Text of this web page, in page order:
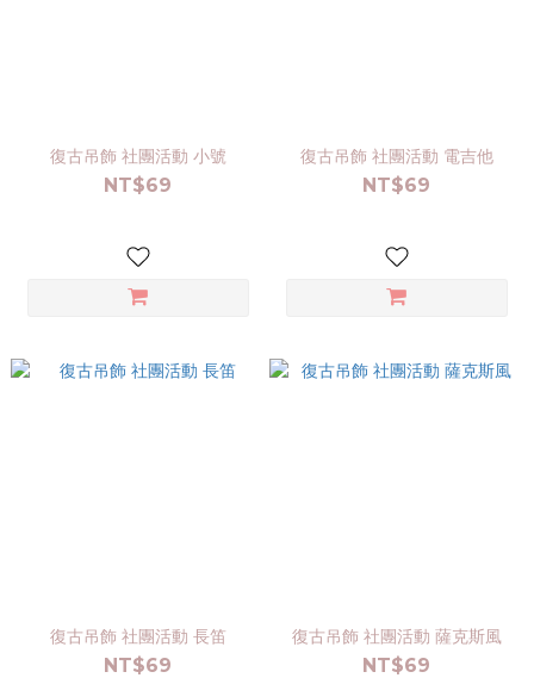
復古吊飾 社團活動 小號
NT$69
復古吊飾 社團活動 電吉他
NT$69
復古吊飾 社團活動 長笛
NT$69
復古吊飾 社團活動 薩克斯風
NT$69